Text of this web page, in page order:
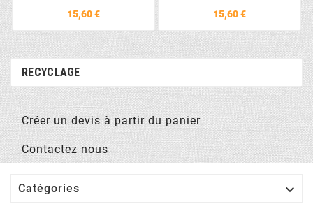
15,60 € 15,60 €
RECYCLAGE
Créer un devis à partir du panier
Contactez nous
Catégories 